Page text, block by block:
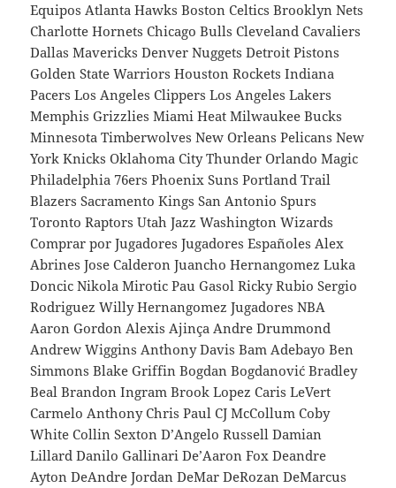
Equipos Atlanta Hawks Boston Celtics Brooklyn Nets
Charlotte Hornets Chicago Bulls Cleveland Cavaliers
Dallas Mavericks Denver Nuggets Detroit Pistons
Golden State Warriors Houston Rockets Indiana
Pacers Los Angeles Clippers Los Angeles Lakers
Memphis Grizzlies Miami Heat Milwaukee Bucks
Minnesota Timberwolves New Orleans Pelicans New
York Knicks Oklahoma City Thunder Orlando Magic
Philadelphia 76ers Phoenix Suns Portland Trail
Blazers Sacramento Kings San Antonio Spurs
Toronto Raptors Utah Jazz Washington Wizards
Comprar por Jugadores Jugadores Españoles Alex
Abrines Jose Calderon Juancho Hernangomez Luka
Doncic Nikola Mirotic Pau Gasol Ricky Rubio Sergio
Rodriguez Willy Hernangomez Jugadores NBA
Aaron Gordon Alexis Ajinça Andre Drummond
Andrew Wiggins Anthony Davis Bam Adebayo Ben
Simmons Blake Griffin Bogdan Bogdanović Bradley
Beal Brandon Ingram Brook Lopez Caris LeVert
Carmelo Anthony Chris Paul CJ McCollum Coby
White Collin Sexton D’Angelo Russell Damian
Lillard Danilo Gallinari De’Aaron Fox Deandre
Ayton DeAndre Jordan DeMar DeRozan DeMarcus